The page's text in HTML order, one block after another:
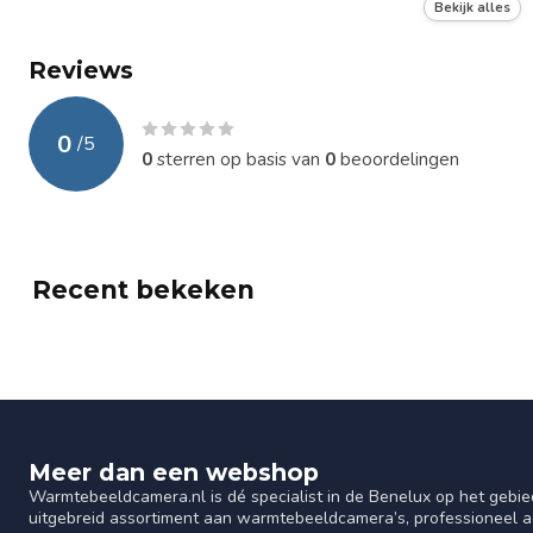
Bekijk alles
Reviews
0 /5
0sterren op basis van 0beoordelingen
Recent bekeken
Meer dan een webshop
Warmtebeeldcamera.nl is dé specialist in de Benelux op het
uitgebreid assortiment aan warmtebeeldcamera’s, professioneel